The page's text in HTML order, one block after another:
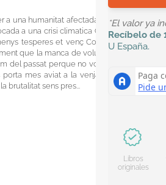
a una humanitat afectada per
a una crisi climatica Com
tesperes et venç Cossos
que la manca de voluntat
del passat perque no volem
mes aviat a la venjança
brutalitat sens pres...
*El valor ya
Recíbelo de
U España.
Libros
originales